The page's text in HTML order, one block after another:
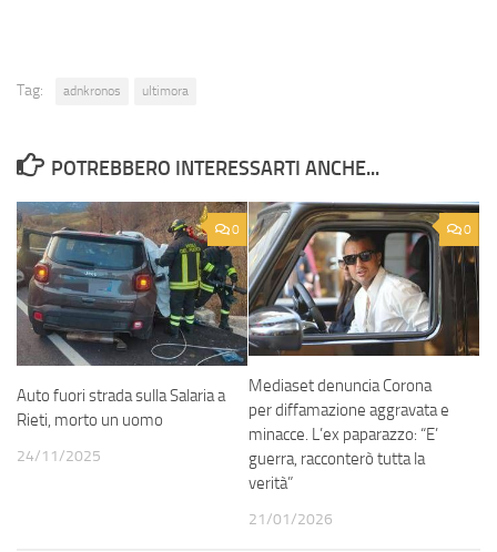
Tag: adnkronos ultimora
POTREBBERO INTERESSARTI ANCHE...
0
Auto fuori strada sulla Salaria a
Rieti, morto un uomo
24/11/2025
0
Mediaset denuncia Corona
per diffamazione aggravata e
minacce. L’ex paparazzo: “E’
guerra, racconterò tutta la
verità”
21/01/2026